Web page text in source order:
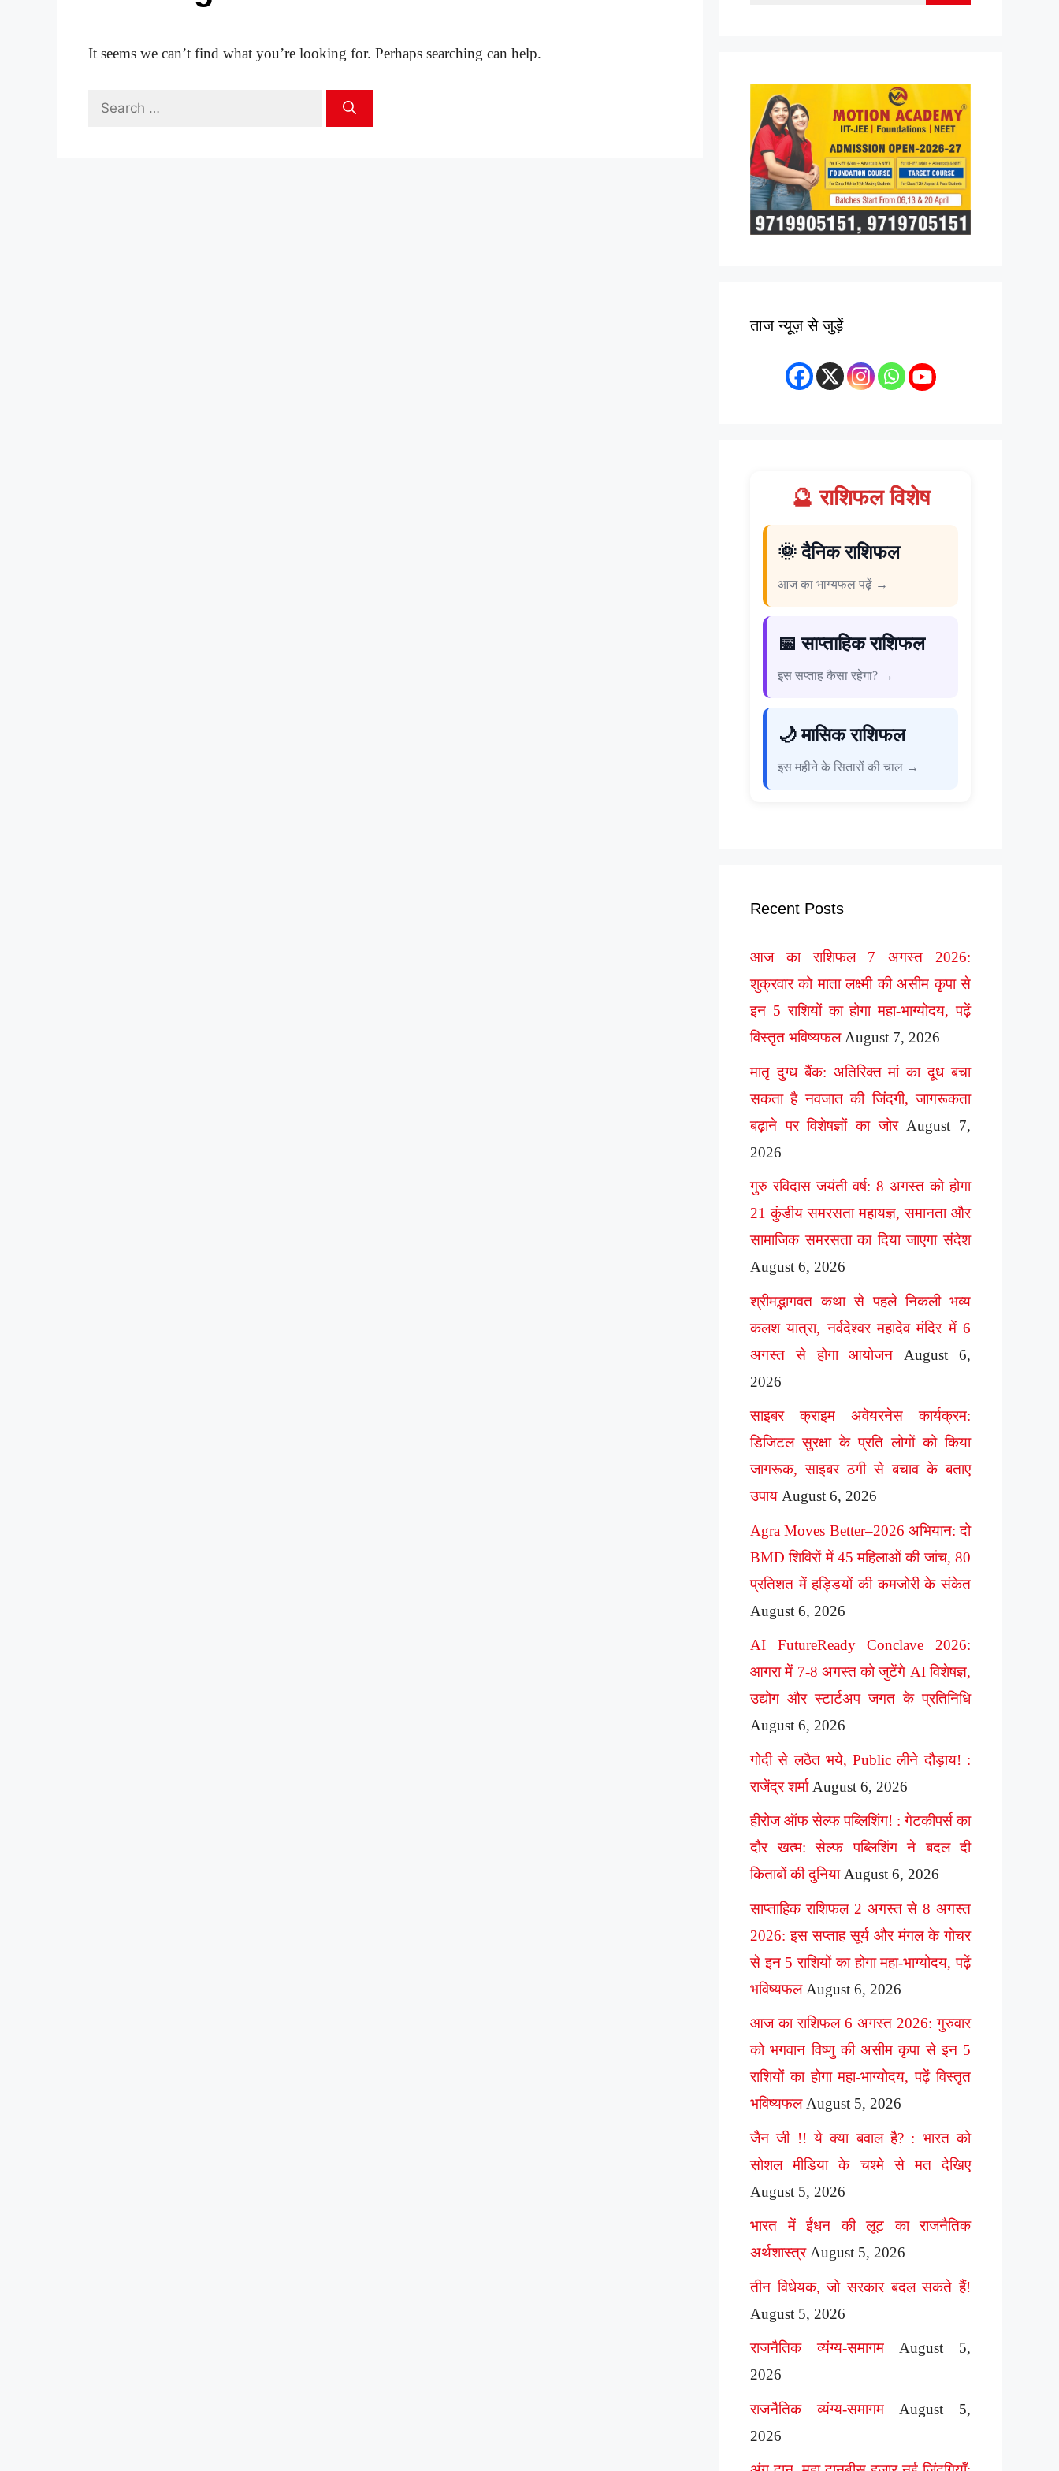
It seems we can’t find what you’re looking for. Perhaps searching can help.
Search
ताज न्यूज़ से जुड़ें
🔮 राशिफल विशेष
🌞 दैनिक राशिफल
आज का भाग्यफल पढ़ें →
📅 साप्ताहिक राशिफल
इस सप्ताह कैसा रहेगा? →
🌙 मासिक राशिफल
इस महीने के सितारों की चाल →
Recent Posts
आज का राशिफल 7 अगस्त 2026:
शुक्रवार को माता लक्ष्मी की असीम कृपा से
इन 5 राशियों का होगा महा-भाग्योदय, पढ़ें
विस्तृत भविष्यफल August 7, 2026
मातृ दुग्ध बैंक: अतिरिक्त मां का दूध बचा
सकता है नवजात की जिंदगी, जागरूकता
बढ़ाने पर विशेषज्ञों का जोर August 7,
2026
गुरु रविदास जयंती वर्ष: 8 अगस्त को होगा
21 कुंडीय समरसता महायज्ञ, समानता और
सामाजिक समरसता का दिया जाएगा संदेश
August 6, 2026
श्रीमद्भागवत कथा से पहले निकली भव्य
कलश यात्रा, नर्वदेश्वर महादेव मंदिर में 6
अगस्त से होगा आयोजन
August 6,
2026
साइबर क्राइम अवेयरनेस कार्यक्रम:
डिजिटल सुरक्षा के प्रति लोगों को किया
जागरूक, साइबर ठगी से बचाव के बताए
उपाय August 6, 2026
Agra Moves Better–2026 अभियान: दो
BMD शिविरों में 45 महिलाओं की जांच, 80
प्रतिशत में हड्डियों की कमजोरी के संकेत
August 6, 2026
AI FutureReady Conclave 2026:
आगरा में 7-8 अगस्त को जुटेंगे AI विशेषज्ञ,
उद्योग और स्टार्टअप जगत के प्रतिनिधि
August 6, 2026
गोदी से लठैत भये, Public लीने दौड़ाय! :
राजेंद्र शर्मा August 6, 2026
हीरोज ऑफ सेल्फ पब्लिशिंग! : गेटकीपर्स का
दौर खत्म: सेल्फ पब्लिशिंग ने बदल दी
किताबों की दुनिया August 6, 2026
साप्ताहिक राशिफल 2 अगस्त से 8 अगस्त
2026: इस सप्ताह सूर्य और मंगल के गोचर
से इन 5 राशियों का होगा महा-भाग्योदय, पढ़ें
भविष्यफल August 6, 2026
आज का राशिफल 6 अगस्त 2026: गुरुवार
को भगवान विष्णु की असीम कृपा से इन 5
राशियों का होगा महा-भाग्योदय, पढ़ें विस्तृत
भविष्यफल August 5, 2026
जैन जी !! ये क्या बवाल है? : भारत को
सोशल मीडिया के चश्मे से मत देखिए
August 5, 2026
भारत में ईंधन की लूट का राजनैतिक
अर्थशास्त्र August 5, 2026
तीन विधेयक, जो सरकार बदल सकते हैं!
August 5, 2026
राजनैतिक व्यंग्य-समागम
August 5,
2026
राजनैतिक व्यंग्य-समागम
August 5,
2026